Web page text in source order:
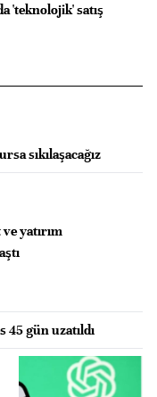
'teknolojik' satış
sıkılaşacağız
yatırım
45 gün uzatıldı